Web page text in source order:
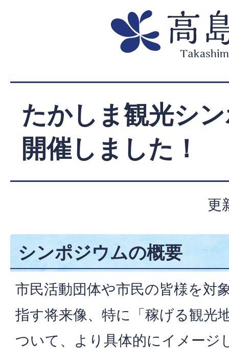
たかしま観光シ
開催しました！
更
シンポジウムの概要
市民活動団体や市民の皆様を対
指す将来像、特に「稼げる観光
ついて、より具体的にイメージ